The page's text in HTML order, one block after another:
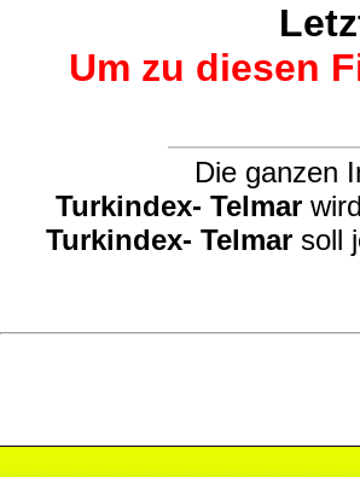
Um zu diesen
Die ganzen
Turkindex- Telmar
Turkindex- Telmar soll